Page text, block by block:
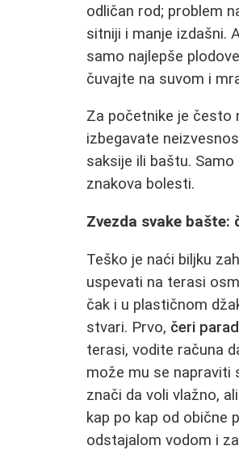
odličan rod; problem
sitniji i manje izdašni.
samo najlepše
čuvajte na suvom i
Za početnike je često
izbegavate
saksije ili baštu.
znakova bolesti.
Zvezda svake bašte:
Teško je naći biljku
uspevati na terasi
čak i u plastičnom
stvari. Prvo, čeri
terasi, vodite računa
može mu se napraviti
znači da voli vlažno,
kap po kap od obične
odstajalom vodom i